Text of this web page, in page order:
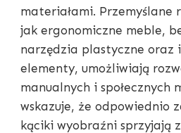
materiałami. Przemyślane
jak ergonomiczne meble,
narzędzia plastyczne oraz
elementy, umożliwiają
manualnych i społecznych
wskazuje, że odpowiednio
kąciki wyobraźni sprzyjają